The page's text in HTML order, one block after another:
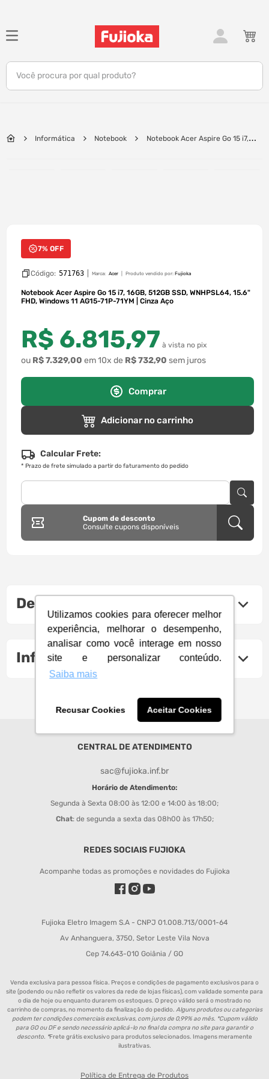
Utilizamos cookies para oferecer melhor
experiência, melhorar o desempenho,
analisar como você interage em nosso
site e personalizar conteúdo.
Saiba mais
Recusar Cookies Aceitar Cookies
Você procura por qual produto?
Informática Notebook
Notebook Acer Aspire Go 15 i7,
7% OFF
Código: 571763 Marca: Acer Produto vendido por: Fujioka
Notebook Acer Aspire Go 15 i7, 16GB, 512GB SSD, WNHPSL64, 15.6"
FHD, Windows 11 AG15-71P-71YM | Cinza Aço
R$ 6.815,97 à vista no pix
ou R$7.329,00 em10x de R$732,90 sem juros
Comprar
Adicionar no carrinho
Calcular Frete:
* Prazo de frete simulado a partir do faturamento do pedido
Cupom de desconto
Consulte cupons disponíveis
Descrição do produto
Informações Técnicas
CENTRAL DE ATENDIMENTO
sac@fujioka.inf.br
Horário de Atendimento:
Segunda à Sexta 08:00 às 12:00 e 14:00 às 18:00;
Chat: de segunda a sexta das 08h00 às 17h50;
REDES SOCIAIS FUJIOKA
Acompanhe todas as promoções e novidades do Fujioka
Fujioka Eletro Imagem S.A - CNPJ 01.008.713/0001-64
Av Anhanguera, 3750, Setor Leste Vila Nova
Cep 74.643-010 Goiânia / GO
Venda exclusiva para pessoa física. Preços e condições de pagamento exclusivos para o
site (podendo ou não refletir os valores da rede de lojas físicas), com validade somente para
o dia de hoje ou enquanto durarem os estoques. O preço válido será o mostrado no
carrinho de compras, no momento da finalização do pedido. Alguns produtos ou categorias
podem ter condições comerciais exclusivas, com juros de 0,99% ao mês. *Cupom válido
para GO ou DF e sendo necessário aplicá-lo no final da compra no site para garantir o
desconto. *Frete grátis exclusivo para produtos selecionados. Imagens meramente
ilustrativas.
Política de Entrega de Produtos
TERMOS MAIS BUSCADOS
1º
notebook
5
tablet